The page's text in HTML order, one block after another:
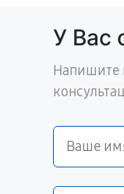
У Вас
Напишите